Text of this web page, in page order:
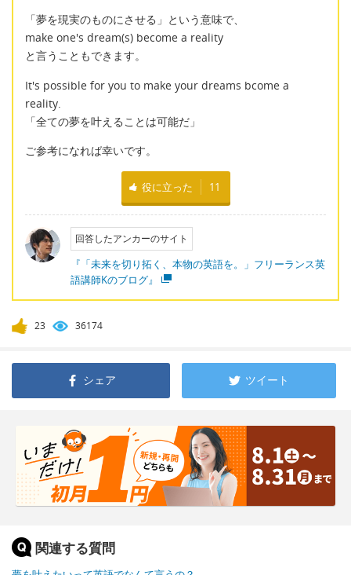
「夢を現実のものにさせる」という意味で、
make one's dream(s) become a reality
と言うこともできます。
It's possible for you to make your dreams bcome a
reality.
「全ての夢を叶えることは可能だ」
ご参考になれば幸いです。
役に立った 11
回答したアンカーのサイト
『「未来を切り拓く、本物の英語を。」フリーランス英
語講師Kのブログ』
23 36174
シェア ツイート
関連する質問